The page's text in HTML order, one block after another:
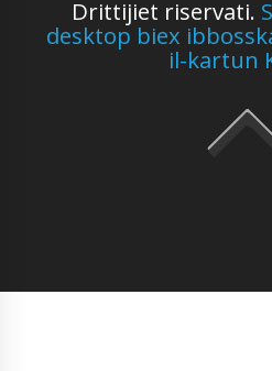
Drittijiet riservati.
desktop biex
il-kartun